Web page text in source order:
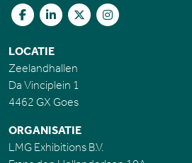
LOCATIE
Zeelandhallen
Da Vinciplein 1
4462 GX Goes
ORGANISATIE
LMG Exhibitions B.V.